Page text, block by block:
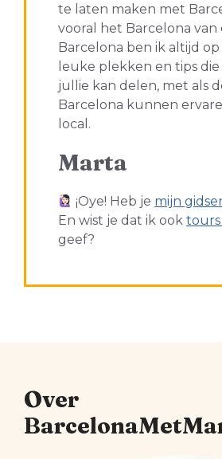
te laten maken met
vooral het Barcelona van
Barcelona ben ik altijd
leuke plekken en tips
jullie kan delen, met als
Barcelona kunnen
local.
Marta
¡Oye! Heb je mijn
En wist je dat ik ook tours
geef?
Over